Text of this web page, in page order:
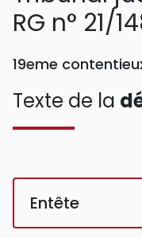
RG n° 21/
19eme
Texte de la
Entête